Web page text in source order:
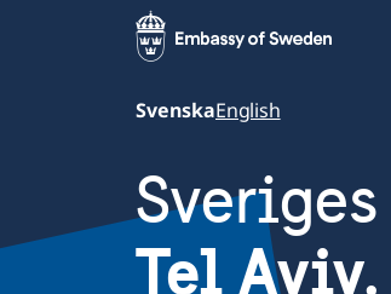
SvenskaEnglish
Tel